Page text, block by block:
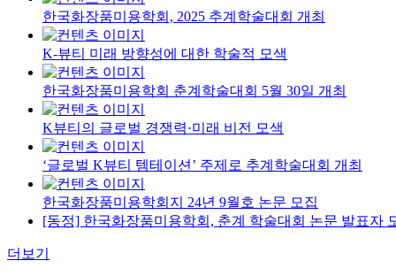
한국화장품미용학회, 2025 추계학술대회 개최
K-뷰티 미래 방향성에 대한 학술적 모색
한국화장품미용학회 춘계학술대회 5월 30일 개최
K뷰티의 글로벌 경쟁력·미래 비전 모색
‘글로벌 K뷰티 템테이션’ 주제로 추계학술대회 개최
한국화장품미용학회지 24년 9월호 논문 모집
[동정] 한국화장품미용학회, 춘계 학술대회 논문 발표자
더보기